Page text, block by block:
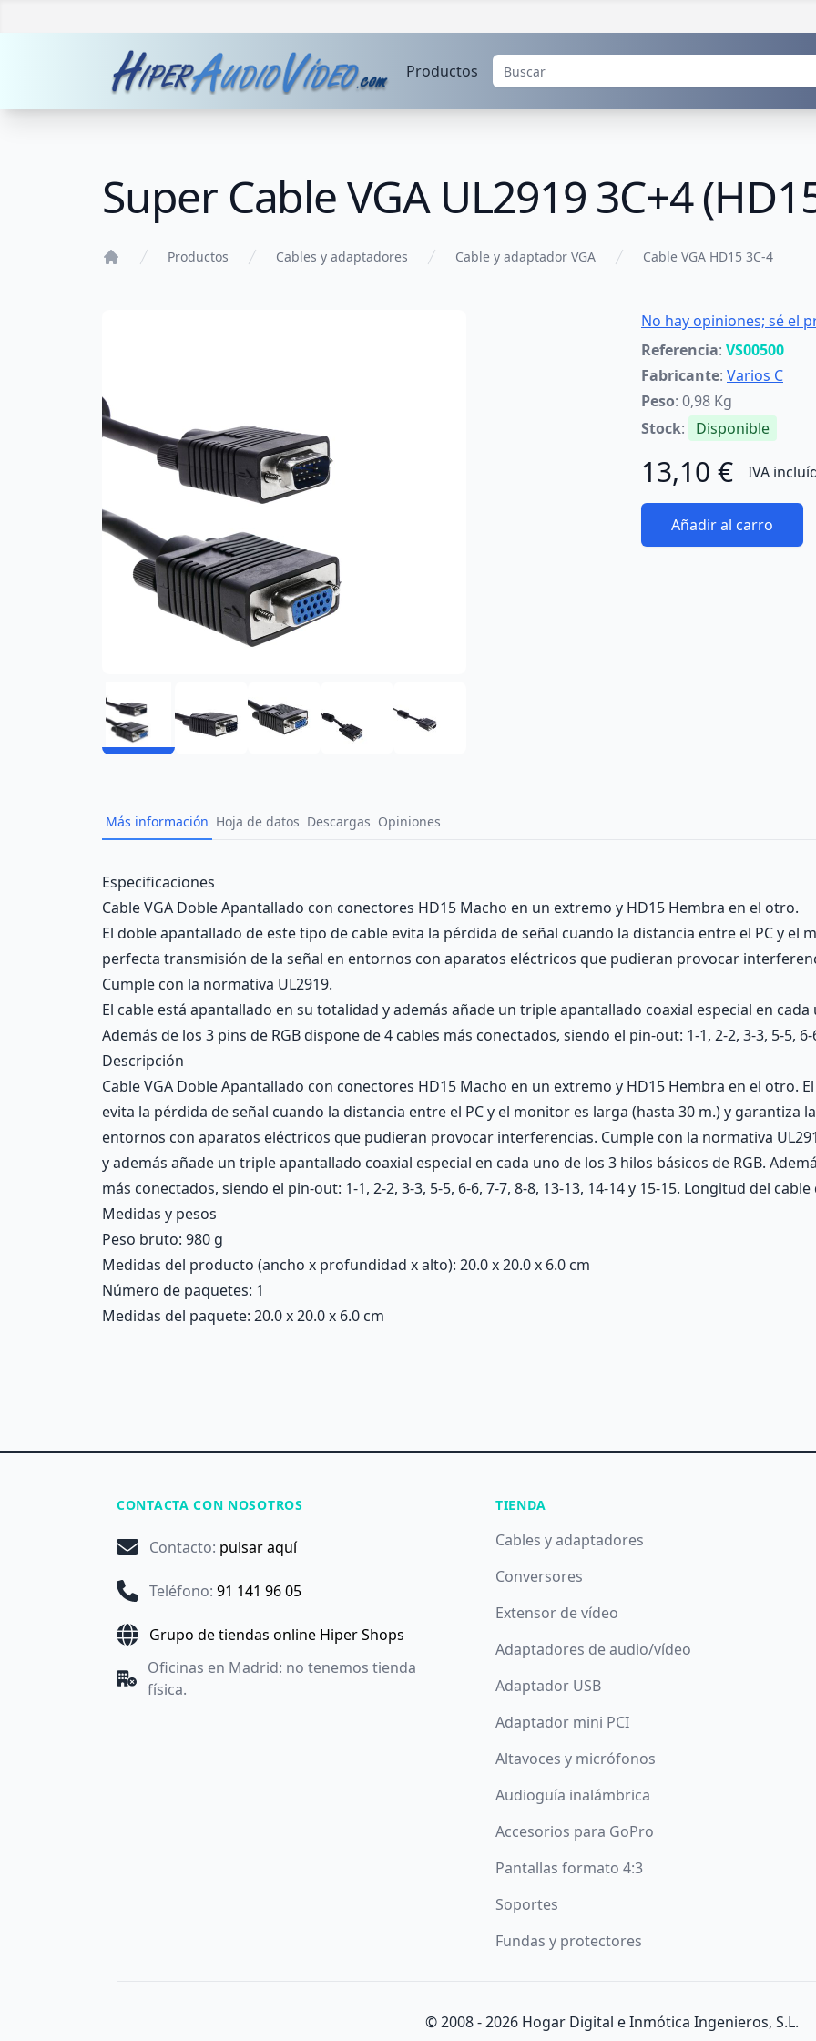
Productos
Super Cable VGA UL2919 3C+4
Productos Cables y adaptadores Cable y adaptador VGA Cable VGA HD15 3C-4
No hay opiniones; sé el
Referencia: VS00500
Fabricante: Varios C
Peso: 0,98 Kg
Stock: Disponible
13,10 € IVA
Añadir al carro
Más información Hoja de datos Descargas Opiniones
Description
Especificaciones
Cable VGA Doble Apantallado con conectores HD15 Macho en un extremo y HD15 Hembra en el otro.
El doble apantallado de este tipo de cable evita la pérdida de señal cuando la distancia entre el PC y el
perfecta transmisión de la señal en entornos con aparatos eléctricos que pudieran provocar
Cumple con la normativa UL2919.
El cable está apantallado en su totalidad y además añade un triple apantallado coaxial especial en cada
Además de los 3 pins de RGB dispone de 4 cables más conectados, siendo el pin-out: 1-1, 2-2, 3-3, 5-5, 6-
Descripción
Cable VGA Doble Apantallado con conectores HD15 Macho en un extremo y HD15 Hembra en el otro.
evita la pérdida de señal cuando la distancia entre el PC y el monitor es larga (hasta 30 m.) y garantiza
entornos con aparatos eléctricos que pudieran provocar interferencias. Cumple con la normativa
y además añade un triple apantallado coaxial especial en cada uno de los 3 hilos básicos de RGB.
más conectados, siendo el pin-out: 1-1, 2-2, 3-3, 5-5, 6-6, 7-7, 8-8, 13-13, 14-14 y 15-15. Longitud del cable
Medidas y pesos
Peso bruto: 980 g
Medidas del producto (ancho x profundidad x alto): 20.0 x 20.0 x 6.0 cm
Número de paquetes: 1
Medidas del paquete: 20.0 x 20.0 x 6.0 cm
CONTACTA CON NOSOTROS
Contacto: pulsar aquí
Teléfono: 91 141 96 05
Grupo de tiendas online Hiper Shops
Oficinas en Madrid: no tenemos tienda
física.
TIENDA
Cables y adaptadores
Conversores
Extensor de vídeo
Adaptadores de audio/vídeo
Adaptador USB
Adaptador mini PCI
Altavoces y micrófonos
Audioguía inalámbrica
Accesorios para GoPro
Pantallas formato 4:3
Soportes
Fundas y protectores
© 2008 -2026 Hogar Digital e Inmótica Ingenieros, S.L.
o saber más y configurarlas pulsando el botónConfigurar.